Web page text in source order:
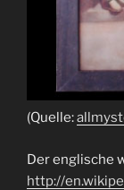
(Quelle:
Der englische
http://